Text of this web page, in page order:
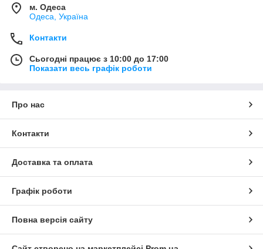
м. Одеса
Одеса, Україна
Контакти
Сьогодні працює з 10:00 до 17:00
Показати весь графік роботи
Про нас
Контакти
Доставка та оплата
Графік роботи
Повна версія сайту